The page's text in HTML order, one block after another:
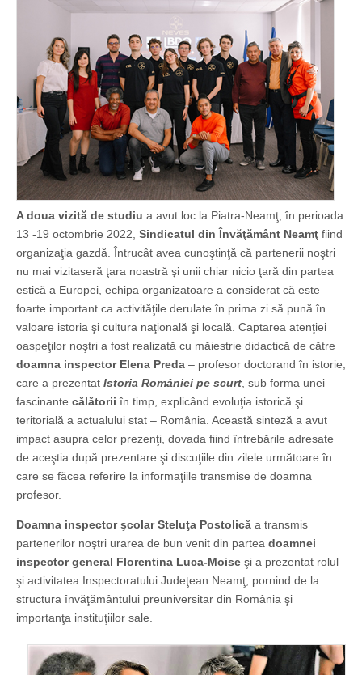
A doua vizită de studiu a avut loc la Piatra-Neamţ, în perioada
13 -19 octombrie 2022, Sindicatul din Învăţământ Neamţ fiind
organizaţia gazdă. Întrucât avea cunoştinţă că partenerii noştri
nu mai vizitaseră ţara noastră şi unii chiar nicio ţară din partea
estică a Europei, echipa organizatoare a considerat că este
foarte important ca activităţile derulate în prima zi să pună în
valoare istoria şi cultura naţională şi locală. Captarea atenţiei
oaspeţilor noştri a fost realizată cu măiestrie didactică de către
doamna inspector Elena Preda – profesor doctorand în istorie,
care a prezentat Istoria României pe scurt, sub forma unei
fascinante călătorii în timp, explicând evoluţia istorică şi
teritorială a actualului stat – România. Această sinteză a avut
impact asupra celor prezenţi, dovada fiind întrebările adresate
de aceştia după prezentare şi discuţiile din zilele următoare în
care se făcea referire la informaţiile transmise de doamna
profesor.
Doamna inspector şcolar Steluţa Postolică a transmis
partenerilor noştri urarea de bun venit din partea doamnei
inspector general Florentina Luca-Moise şi a prezentat rolul
şi activitatea Inspectoratului Judeţean Neamţ, pornind de la
structura învăţământului preuniversitar din România şi
importanţa instituţiilor sale.